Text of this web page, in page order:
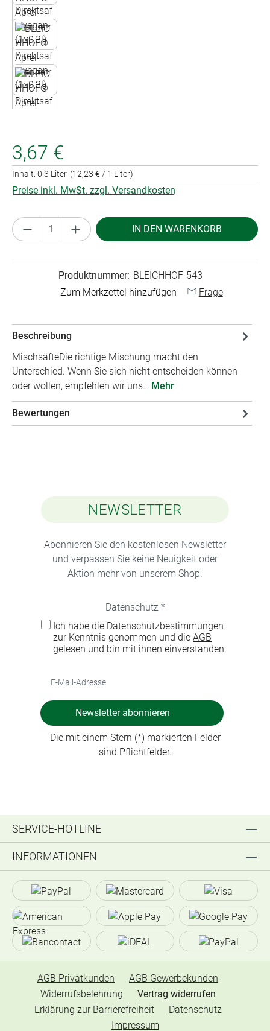
3,67 €
Inhalt: 0.3 Liter (12,23 € / 1 Liter)
Preise inkl. MwSt. zzgl. Versandkosten
Produkt Anzahl: Gib den gewünschten Wert
IN DEN WARENKORB
Produktnummer: BLEICHHOF-543
Zum Merkzettel hinzufügen
Frage
Beschreibung
MischsäfteDie richtige Mischung macht den
Unterschied. Wenn Sie sich nicht entscheiden können
oder wollen, empfehlen wir uns… Mehr
Bewertungen
NEWSLETTER
Abonnieren Sie den kostenlosen Newsletter
und verpassen Sie keine Neuigkeit oder
Aktion mehr von unserem Shop.
Datenschutz *
Ich habe die Datenschutzbestimmungen
zur Kenntnis genommen und die AGB
gelesen und bin mit ihnen einverstanden.
Newsletter abonnieren
Die mit einem Stern (*) markierten Felder
sind Pflichtfelder.
SERVICE-HOTLINE
INFORMATIONEN
AGB Privatkunden
AGB Gewerbekunden
Widerrufsbelehrung
Vertrag widerrufen
Erklärung zur Barrierefreiheit
Datenschutz
Impressum